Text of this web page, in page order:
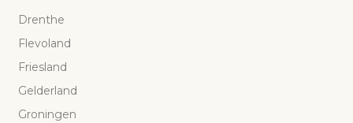
Drenthe
Flevoland
Friesland
Gelderland
Groningen